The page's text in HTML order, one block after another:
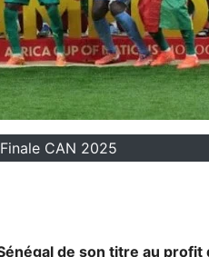
Finale CAN 2025
de son titre au